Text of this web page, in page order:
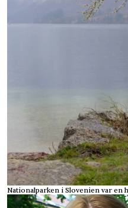
Nationalparken i Slovenien var en